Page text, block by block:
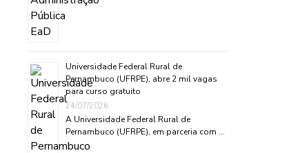
Universidade Federal Rural de
Pernambuco (UFRPE), abre 2 mil vagas
para curso gratuito
24/07/2026
A Universidade Federal Rural de
Pernambuco (UFRPE), em parceria com …